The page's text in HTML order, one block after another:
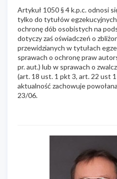
Artykuł 1050 § 4 k.p.c. odnosi
tylko do tytułów
ochronę dób osobistych na
dotyczy zaś oświadczeń o
przewidzianych w tytułach
sprawach o ochronę praw
pr. aut.) lub w sprawach o
(art. 18 ust. 1 pkt 3, art. 22 ust
aktualność zachowuje
23/06.